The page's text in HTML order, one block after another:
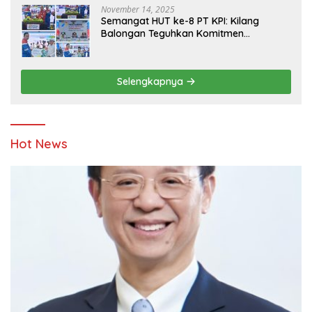
November 14, 2025
Semangat HUT ke-8 PT KPI: Kilang
Balongan Teguhkan Komitmen
Pendidikan
Selengkapnya
Hot News